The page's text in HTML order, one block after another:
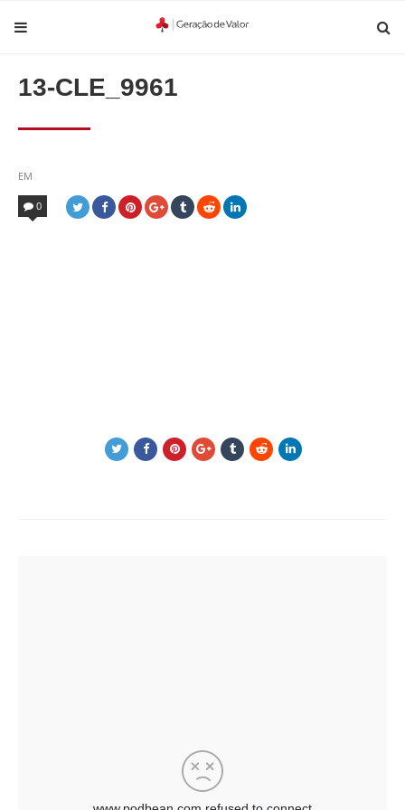
13-CLE_9961
EM
IN
0